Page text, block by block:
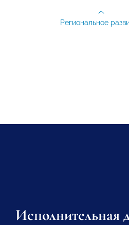
Региональное
Исполнительная